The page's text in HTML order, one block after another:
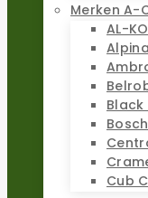
Merken A-
AL-KO
Alpina
Black
Cub